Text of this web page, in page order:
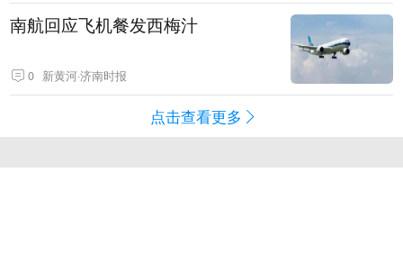
南航回应飞机餐发西梅汁
0 新黄河·济南时报
点击查看更多